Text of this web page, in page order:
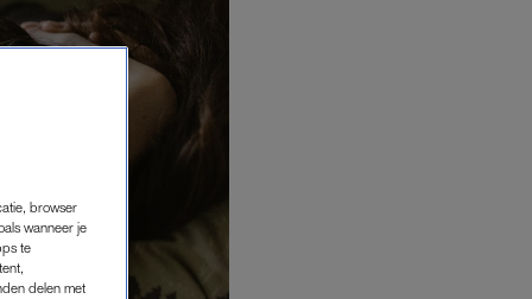
browser
wanneer je
te
delen met